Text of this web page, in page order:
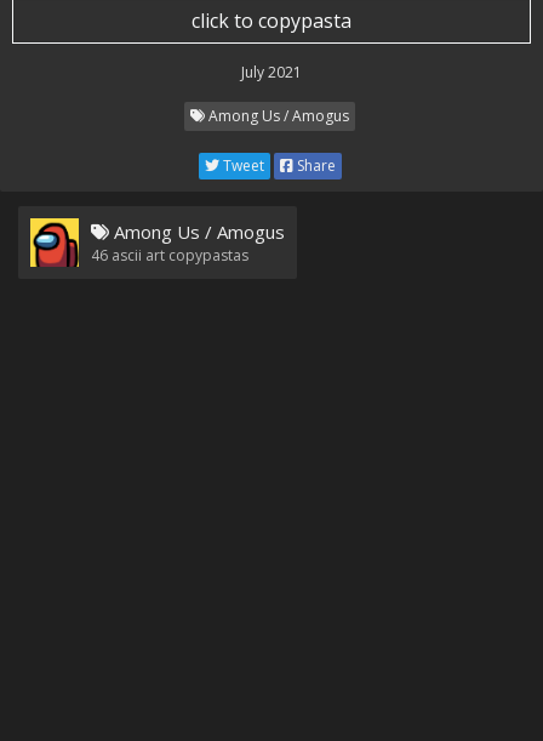
click to copypasta
July 2021
Among Us / Amogus
Tweet Share
Among Us / Amogus
46 ascii art copypastas